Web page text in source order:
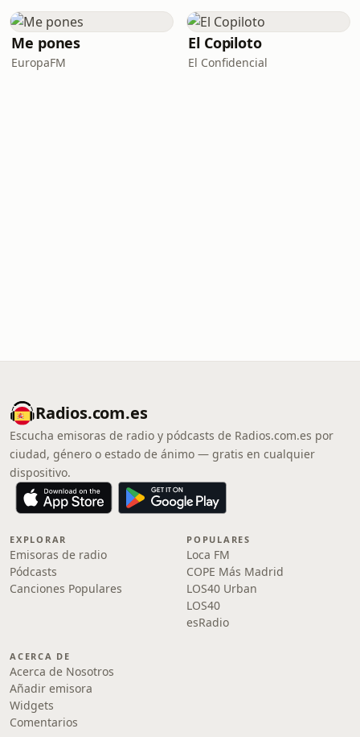
Me pones
EuropaFM
El Copiloto
El Confidencial
Radios.com.es
Escucha emisoras de radio y pódcasts de Radios.com.es por
ciudad, género o estado de ánimo — gratis en cualquier
dispositivo.
EXPLORAR
Emisoras de radio
Pódcasts
Canciones Populares
POPULARES
Loca FM
COPE Más Madrid
LOS40 Urban
LOS40
esRadio
ACERCA DE
Acerca de Nosotros
Añadir emisora
Widgets
Comentarios